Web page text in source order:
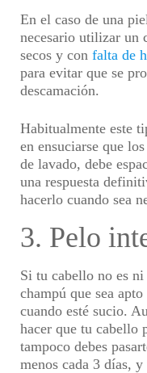
En el caso de una
necesario utilizar un
secos y con falta de
para evitar que se
descamación.
Habitualmente este
en ensuciarse que
de lavado, debe
una respuesta
hacerlo cuando sea
3. Pelo
Si tu cabello no es
champú que sea
cuando esté sucio.
hacer que tu cabello
tampoco debes
menos cada 3 días,